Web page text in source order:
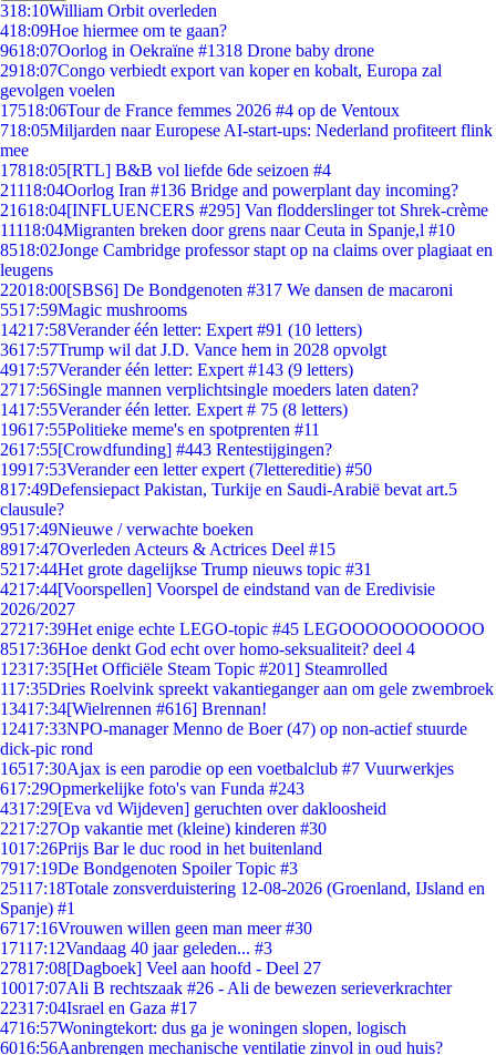
318:10William Orbit overleden
418:09Hoe hiermee om te gaan?
9618:07Oorlog in Oekraïne #1318 Drone baby drone
2918:07Congo verbiedt export van koper en kobalt, Europa zal
gevolgen voelen
17518:06Tour de France femmes 2026 #4 op de Ventoux
718:05Miljarden naar Europese AI-start-ups: Nederland profiteert flink
mee
17818:05[RTL] B&B vol liefde 6de seizoen #4
21118:04Oorlog Iran #136 Bridge and powerplant day incoming?
21618:04[INFLUENCERS #295] Van flodderslinger tot Shrek-crème
11118:04Migranten breken door grens naar Ceuta in Spanje,l #10
8518:02Jonge Cambridge professor stapt op na claims over plagiaat en
leugens
22018:00[SBS6] De Bondgenoten #317 We dansen de macaroni
5517:59Magic mushrooms
14217:58Verander één letter: Expert #91 (10 letters)
3617:57Trump wil dat J.D. Vance hem in 2028 opvolgt
4917:57Verander één letter: Expert #143 (9 letters)
2717:56Single mannen verplichtsingle moeders laten daten?
1417:55Verander één letter. Expert # 75 (8 letters)
19617:55Politieke meme's en spotprenten #11
2617:55[Crowdfunding] #443 Rentestijgingen?
19917:53Verander een letter expert (7lettereditie) #50
817:49Defensiepact Pakistan, Turkije en Saudi-Arabië bevat art.5
clausule?
9517:49Nieuwe / verwachte boeken
8917:47Overleden Acteurs & Actrices Deel #15
5217:44Het grote dagelijkse Trump nieuws topic #31
4217:44[Voorspellen] Voorspel de eindstand van de Eredivisie
2026/2027
27217:39Het enige echte LEGO-topic #45 LEGOOOOOOOOOOO
8517:36Hoe denkt God echt over homo-seksualiteit? deel 4
12317:35[Het Officiële Steam Topic #201] Steamrolled
117:35Dries Roelvink spreekt vakantieganger aan om gele zwembroek
13417:34[Wielrennen #616] Brennan!
12417:33NPO-manager Menno de Boer (47) op non-actief stuurde
dick-pic rond
16517:30Ajax is een parodie op een voetbalclub #7 Vuurwerkjes
617:29Opmerkelijke foto's van Funda #243
4317:29[Eva vd Wijdeven] geruchten over dakloosheid
2217:27Op vakantie met (kleine) kinderen #30
1017:26Prijs Bar le duc rood in het buitenland
7917:19De Bondgenoten Spoiler Topic #3
25117:18Totale zonsverduistering 12-08-2026 (Groenland, IJsland en
Spanje) #1
6717:16Vrouwen willen geen man meer #30
17117:12Vandaag 40 jaar geleden... #3
27817:08[Dagboek] Veel aan hoofd - Deel 27
10017:07Ali B rechtszaak #26 - Ali de bewezen serieverkrachter
22317:04Israel en Gaza #17
4716:57Woningtekort: dus ga je woningen slopen, logisch
6016:56Aanbrengen mechanische ventilatie zinvol in oud huis?